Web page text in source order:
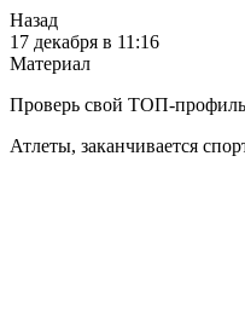
Назад
17 декабря в 11:16
Материал
Проверь свой ТОП-профиль
Атлеты, заканчивается